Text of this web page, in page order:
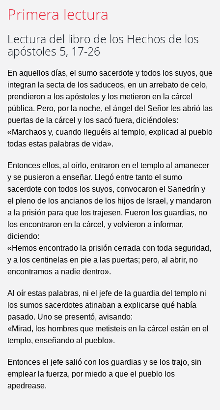
Primera lectura
Lectura del libro de los Hechos de los
apóstoles 5, 17-26
En aquellos días, el sumo sacerdote y todos los suyos, que
integran la secta de los saduceos, en un arrebato de celo,
prendieron a los apóstoles y los metieron en la cárcel
pública. Pero, por la noche, el ángel del Señor les abrió las
puertas de la cárcel y los sacó fuera, diciéndoles:
«Marchaos y, cuando lleguéis al templo, explicad al pueblo
todas estas palabras de vida».
Entonces ellos, al oírlo, entraron en el templo al amanecer
y se pusieron a enseñar. Llegó entre tanto el sumo
sacerdote con todos los suyos, convocaron el Sanedrín y
el pleno de los ancianos de los hijos de Israel, y mandaron
a la prisión para que los trajesen. Fueron los guardias, no
los encontraron en la cárcel, y volvieron a informar,
diciendo:
«Hemos encontrado la prisión cerrada con toda seguridad,
y a los centinelas en pie a las puertas; pero, al abrir, no
encontramos a nadie dentro».
Al oír estas palabras, ni el jefe de la guardia del templo ni
los sumos sacerdotes atinaban a explicarse qué había
pasado. Uno se presentó, avisando:
«Mirad, los hombres que metisteis en la cárcel están en el
templo, enseñando al pueblo».
Entonces el jefe salió con los guardias y se los trajo, sin
emplear la fuerza, por miedo a que el pueblo los
apedrease.